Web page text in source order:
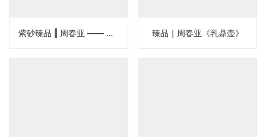
紫砂臻品 ‖ 周春亚 —— 《仿古如意》 臻品｜周春亚《乳鼎壶》